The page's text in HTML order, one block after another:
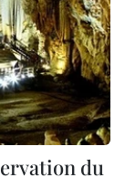
du